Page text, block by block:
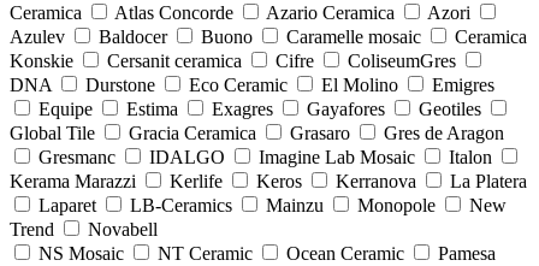
Ceramica
Atlas Concorde Azario Ceramica
Azori
Azulev
Baldocer Buono Caramelle mosaic
Ceramica
Konskie
Cersanit ceramica Cifre
ColiseumGres
DNA
Durstone Eco Ceramic El Molino
Emigres
Equipe
Estima Exagres Gayafores
Geotiles
Global Tile
Gracia Ceramica Grasaro
Gres de Aragon
Gresmanc
IDALGO Imagine Lab Mosaic
Italon
Kerama Marazzi
Kerlife Keros Kerranova
La Platera
Laparet
LB-Ceramics Mainzu Monopole
New
Trend
Novabell
NS Mosaic
NT Ceramic Ocean Ceramic
Pamesa